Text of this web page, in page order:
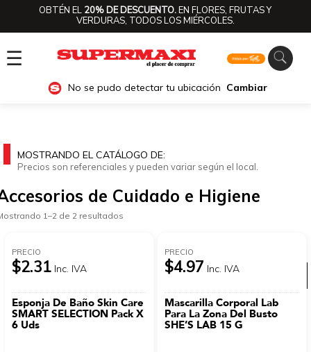
OBTÉN EL 20% DE DESCUENTO.EN FLORES, FRUTAS Y
VERDURAS, TODOS LOS MIÉRCOLES.
☰
No se pudo detectar tu ubicación Cambiar
Ver categorías
MOSTRANDO EL CATÁLOGO DE:
Precios son referenciales y pueden variar según el local.
de Cuidado e Higiene
1–2 de 2 resultados
PRECIO
$2.31 Inc. IVA
Esponja De Baño Skin Care
SMART SELECTION Pack X
6 Uds
PRECIO
$4.97 Inc. IVA
Mascarilla Corporal Lab
Para La Zona Del Busto
SHE’S LAB 15 G